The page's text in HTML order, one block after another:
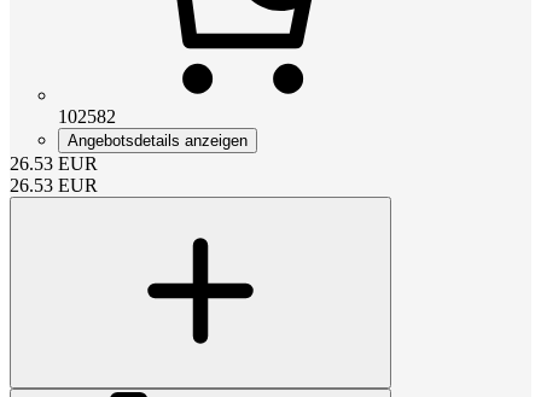
102582
Angebotsdetails anzeigen
26.53 EUR
26.53 EUR